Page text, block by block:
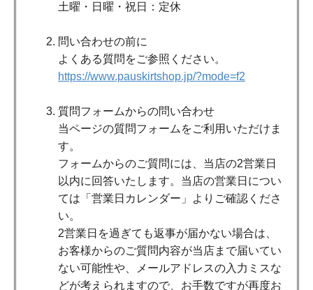
土曜・日曜・祝日：定休
問い合わせの前に
よくある質問をご参照ください。
https://www.pauskirtshop.jp/?mode=f2
質問フォームからの問い合わせ
当ページの質問フォームをご利用いただけま
す。
フォームからのご質問には、当店の2営業日
以内に回答いたします。当店の営業日につい
ては「営業日カレンダー」よりご確認くださ
い。
2営業日を過ぎても返事が届かない場合は、
お客様からのご質問内容が当店まで届いてい
ない可能性や、メールアドレスの入力ミスな
どが考えられますので、お手数ですが再度お